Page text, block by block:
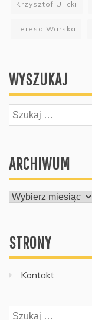
Krzysztof Ulicki
Teresa Warska
WYSZUKAJ
Szukaj:
ARCHIWUM
ARCHIWUM
STRONY
Kontakt
Szukaj: